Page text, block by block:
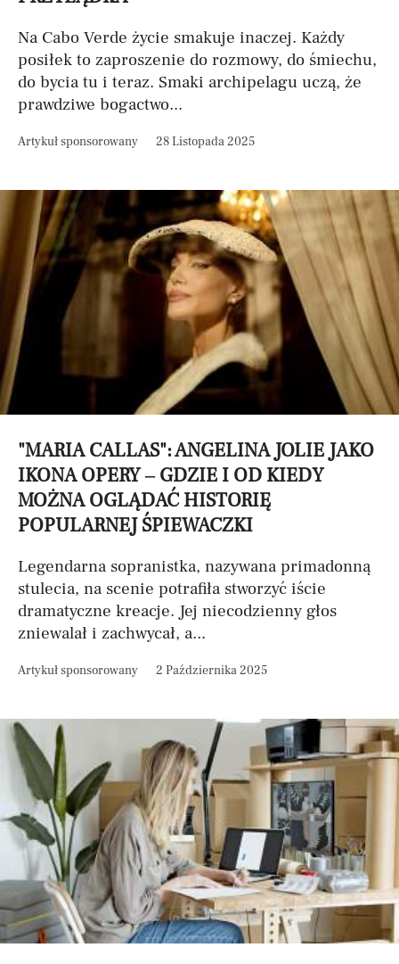
Na Cabo Verde życie smakuje inaczej. Każdy
posiłek to zaproszenie do rozmowy, do śmiechu,
do bycia tu i teraz. Smaki archipelagu uczą, że
prawdziwe bogactwo...
Artykuł sponsorowany 28 Listopada 2025
"MARIA CALLAS": ANGELINA JOLIE JAKO
IKONA OPERY – GDZIE I OD KIEDY
MOŻNA OGLĄDAĆ HISTORIĘ
POPULARNEJ ŚPIEWACZKI
Legendarna sopranistka, nazywana primadonną
stulecia, na scenie potrafiła stworzyć iście
dramatyczne kreacje. Jej niecodzienny głos
zniewalał i zachwycał, a...
Artykuł sponsorowany 2 Października 2025